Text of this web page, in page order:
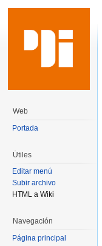
Web
Portada
Útiles
Editar menú
Subir archivo
HTML a Wiki
Navegación
Página principal